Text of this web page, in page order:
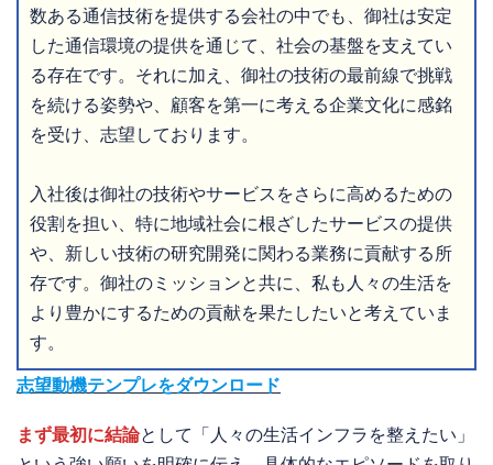
数ある通信技術を提供する会社の中でも、御社は安定
した通信環境の提供を通じて、社会の基盤を支えてい
る存在です。それに加え、御社の技術の最前線で挑戦
を続ける姿勢や、顧客を第一に考える企業文化に感銘
を受け、志望しております。
入社後は御社の技術やサービスをさらに高めるための
役割を担い、特に地域社会に根ざしたサービスの提供
や、新しい技術の研究開発に関わる業務に貢献する所
存です。御社のミッションと共に、私も人々の生活を
より豊かにするための貢献を果たしたいと考えていま
す。
志望動機テンプレをダウンロード
まず最初に結論として「人々の生活インフラを整えたい」